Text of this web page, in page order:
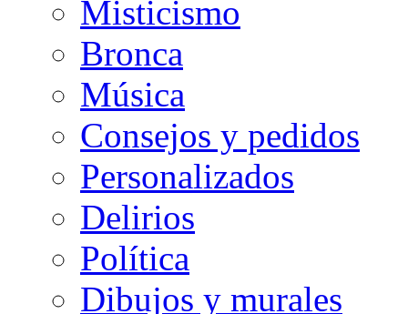
Misticismo
Bronca
Música
Consejos y pedidos
Personalizados
Delirios
Política
Dibujos y murales